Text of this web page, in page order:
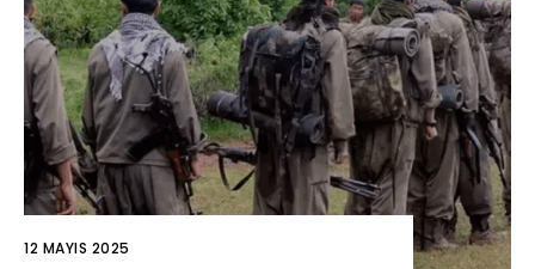
12 MAYIS 2025